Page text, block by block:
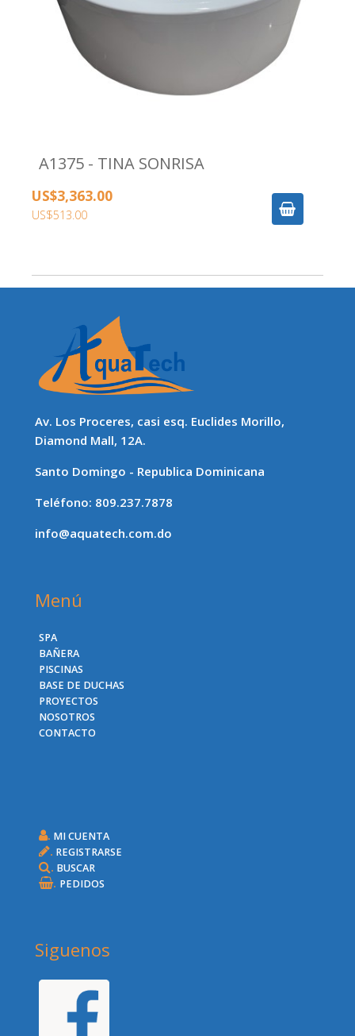
A1375 - TINA SONRISA
US$3,363.00
US$513.00
Av. Los Proceres, casi esq. Euclides Morillo,
Diamond Mall, 12A.
Santo Domingo - Republica Dominicana
Teléfono: 809.237.7878
info@aquatech.com.do
Menú
SPA
BAÑERA
PISCINAS
BASE DE DUCHAS
PROYECTOS
NOSOTROS
CONTACTO
. MI CUENTA
REGISTRARSE
BUSCAR
. PEDIDOS
Siguenos